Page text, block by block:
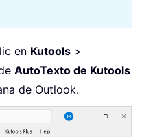
en Kutools >
AutoTexto de Kutools
de Outlook.